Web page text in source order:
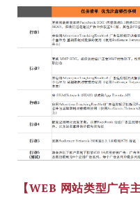
【WEB 网站类型广告